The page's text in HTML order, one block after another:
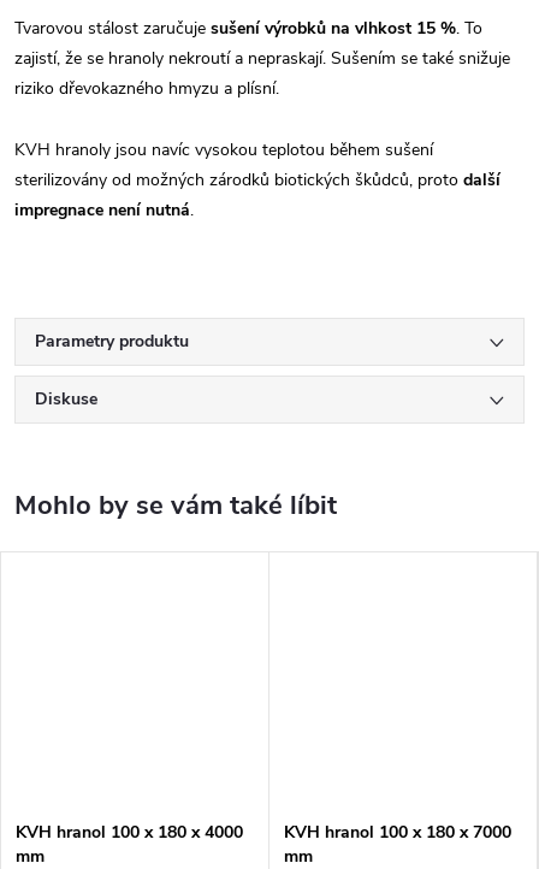
Tvarovou stálost zaručuje sušení výrobků na vlhkost 15 %. To
zajistí, že se hranoly nekroutí a nepraskají. Sušením se také snižuje
riziko dřevokazného hmyzu a plísní.
KVH hranoly jsou navíc vysokou teplotou během sušení
sterilizovány od možných zárodků biotických škůdců, proto další
impregnace není nutná.
Parametry produktu
Diskuse
KVH hranol 100 x 180 x 4000
mm
KVH hranol 100 x 180 x 7000
mm